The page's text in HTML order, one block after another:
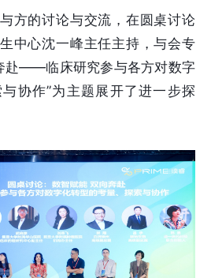
方的讨论与交流，在圆桌讨论
中心沈一峰主任主持，与会专
赴——临床研究参与各方对数字
协作”为主题展开了进一步探